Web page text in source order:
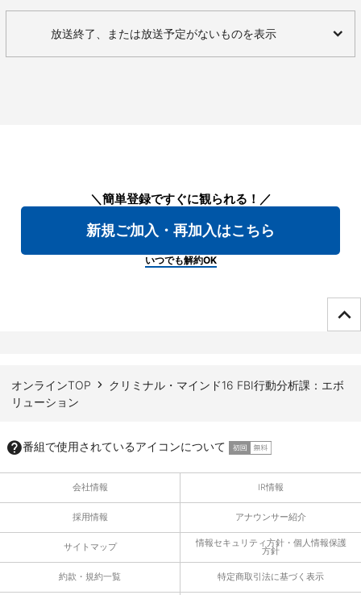
放送終了、または放送予定がないものを表示
＼簡単登録ですぐに観られる！／
新規ご加入・再加入はこちら
いつでも解約OK
オンラインTOP
クリミナル・マインド16 FBI行動分析課：エボ
リューション
番組で使用されているアイコンについて
会社情報 IR情報
採用情報 アナウンサー紹介
サイトマップ 情報セキュリティ方針・個人情報保護
方針
約款・規約一覧 特定商取引法に基づく表示